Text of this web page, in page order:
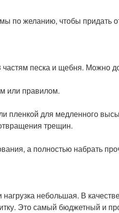
по желанию, чтобы придать
песка и щебня. Можно
или правилом.
пленкой для медленного
трещин.
а полностью набрать
небольшая. В
Это самый бюджетный и